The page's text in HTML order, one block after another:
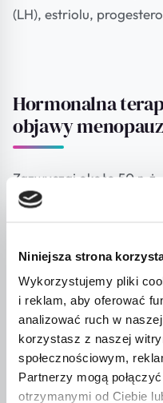
Niniejsza strona
Wykorzystujemy pliki
i reklam, aby oferować
analizować ruch w
korzystasz z naszej
społecznościowym,
Partnerzy mogą
otrzymanymi od Ciebie
(LH), estriolu,
Hormonalna
objawy
Zazwyczaj około 50 r.
gospodarka
hormonalnej terapii
Leczenie objawów
Leczymy tylko jeśli
mocno ograniczają
komfort życia